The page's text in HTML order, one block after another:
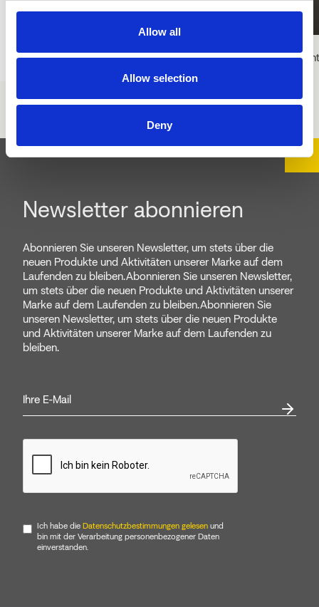
Allow all
Allow selection
Deny
Tricolore Program
Newsletter abonnieren
Abonnieren Sie unseren Newsletter, um stets über die
neuen Produkte und Aktivitäten unserer Marke auf dem
Laufenden zu bleiben.Abonnieren Sie unseren Newsletter,
um stets über die neuen Produkte und Aktivitäten unserer
Marke auf dem Laufenden zu bleiben.Abonnieren Sie
unseren Newsletter, um stets über die neuen Produkte
und Aktivitäten unserer Marke auf dem Laufenden zu
bleiben.
Ich habe die Datenschutzbestimmungen gelesen und
bin mit der Verarbeitung personenbezogener Daten
einverstanden.